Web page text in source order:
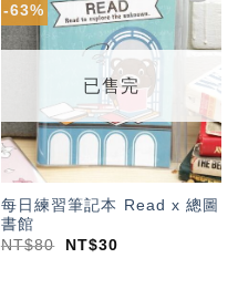
-63%
望輕
已售完
每日練習筆記本 Read x 總圖
書館
NT$80 NT$30